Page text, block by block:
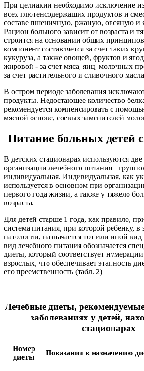
При целиакии необходимо исключение
всех глютенсодержащих продуктов и
составе пшеничную, ржаную, овсяную и
Рацион больного зависит от возраста и
строится на основании общих
компонент составляется за счет таких
кукуруза, а также овощей, фруктов и
жировой - за счет мяса, яиц, молочных
за счет растительного и сливочного
В остром периоде заболевания
продукты. Недостающее количество
рекомендуется компенсировать с
мясной основе, соевых заменителей
Питание больных детей
В детских стационарах используются
организации лечебного питания -
индивидуальная. Индивидуальная, как
используется в основном при
первого года жизни, а также у тяжело
возраста.
Для детей старше 1 года, как правило,
система питания, при которой ребенку, в
патологии, назначается тот или иной
вид лечебного питания обозначается
диеты, который соответствует
взрослых, что обеспечивает этапность
его преемственность (табл. 2)
Лечебные диеты,
заболеваниях у детей,
стационарах
Номер
диеты
Показания к назначению